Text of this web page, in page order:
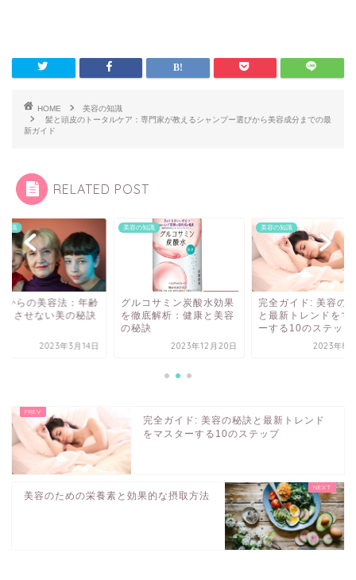
HOME
美容の知識
髪と頭皮のトータルケア：専門家が教えるシャンプー選びから美容成分までの最
新ガイド
RELATED POST
知識
からの美容法：年齢
じさせない美の秘訣
2023年3月14日
美容の知識
グルコサミン炭酸水効果
を徹底解析：健康と美容
の秘訣
2023年12月20日
美容の知識
完全ガイド: 美容の
と最新トレンドをマ
ーする10のステップ
2023年8
完全ガイド: 美容の秘訣と最新トレンド
をマスターする10のステップ
美容のための栄養素と効果的な摂取方法